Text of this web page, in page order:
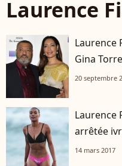
Laurence
Laurence
Gina
20 septembre
Laurence
arrêtée
14 mars 2017